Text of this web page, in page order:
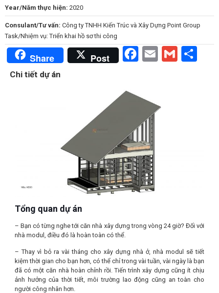
Year/Năm thực hiện: 2020
Consulant/Tư vấn: Công ty TNHH Kiến Trúc và Xây Dựng Point Group
Task/Nhiệm vụ: Triển khai hồ sơ thi công
Share Post Facebook
EmailGmail
Chi tiết dự án
Tổng quan dự án
– Bạn có từng nghe tới căn nhà xây dựng trong vòng 24 giờ? Đối với
nhà modul, điều đó là hoàn toàn có thể.
– Thay vì bỏ ra vài tháng cho xây dựng nhà ở, nhà modul sẽ tiết
kiệm thời gian cho bạn hơn, có thể chỉ trong vài tuần, vài ngày là bạn
đã có một căn nhà hoàn chỉnh rồi. Tiến trình xây dựng cũng ít chịu
ảnh hưởng của thời tiết, môi trường lao động cũng an toàn cho
người công nhân hơn.